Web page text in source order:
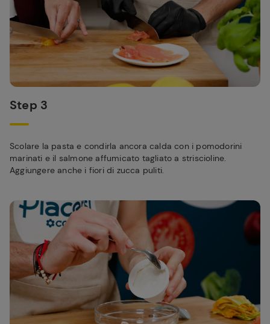
Step 3
Scolare la pasta e condirla ancora calda con i pomodorini
marinati e il salmone affumicato tagliato a striscioline.
Aggiungere anche i fiori di zucca puliti.